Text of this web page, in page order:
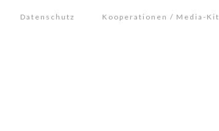
Datenschutz Kooperationen / Media-Kit